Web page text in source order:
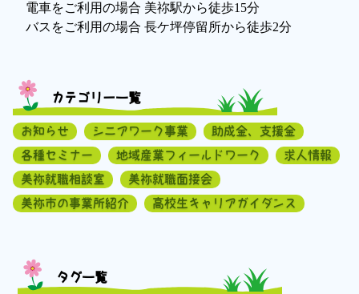
電車をご利用の場合 美祢駅から徒歩15分
バスをご利用の場合 長ケ坪停留所から徒歩2分
カテゴリー一覧
お知らせ シニアワーク事業
助成金、支援金
各種セミナー
地域産業フィールドワーク
求人情報
美祢就職相談室
美祢就職面接会
美祢市の事業所紹介
高校生キャリアガイダンス
タグ一覧